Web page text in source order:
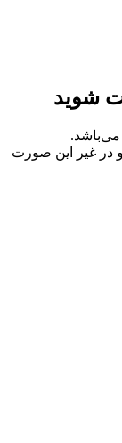
شوید
می‌باشد.
در غیر این صورت